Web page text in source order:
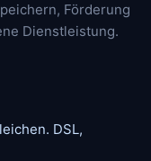
Förderung
Dienstleistung.
DSL,